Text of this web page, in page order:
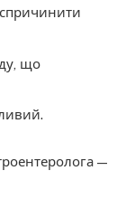
що
—